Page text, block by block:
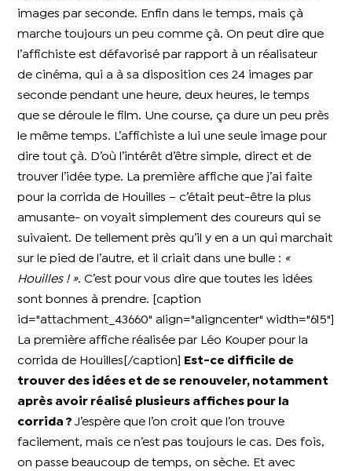
images par seconde. Enfin dans le temps, mais çà
marche toujours un peu comme çà. On peut dire que
l’affichiste est défavorisé par rapport à un réalisateur
de cinéma, qui a à sa disposition ces 24 images par
seconde pendant une heure, deux heures, le temps
que se déroule le film. Une course, ça dure un peu près
le même temps. L’affichiste a lui une seule image pour
dire tout çà. D’où l’intérêt d’être simple, direct et de
trouver l’idée type. La première affiche que j’ai faite
pour la corrida de Houilles – c’était peut-être la plus
amusante- on voyait simplement des coureurs qui se
suivaient. De tellement près qu’il y en a un qui marchait
sur le pied de l’autre, et il criait dans une bulle : «
Houilles ! ». C’est pour vous dire que toutes les idées
sont bonnes à prendre. [caption
id="attachment_43660" align="aligncenter" width="615"]
La première affiche réalisée par Léo Kouper pour la
corrida de Houilles[/caption]
Est-ce difficile de
trouver des idées et de se renouveler, notamment
après avoir réalisé plusieurs affiches pour la
corrida ? J’espère que l’on croit que l’on trouve
facilement, mais ce n’est pas toujours le cas. Des fois,
on passe beaucoup de temps, on sèche. Et avec